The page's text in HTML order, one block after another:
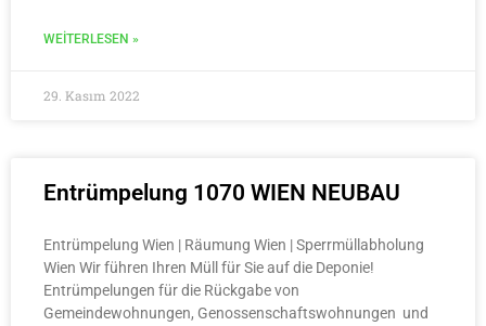
WEITERLESEN »
29. Kasım 2022
Entrümpelung 1070 WIEN NEUBAU
Entrümpelung Wien | Räumung Wien | Sperrmüllabholung
Wien Wir führen Ihren Müll für Sie auf die Deponie!
Entrümpelungen für die Rückgabe von
Gemeindewohnungen, Genossenschaftswohnungen und